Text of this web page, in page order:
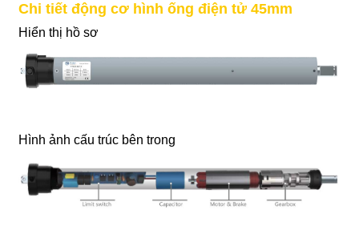
Chi tiết động cơ hình ống điện tử 45mm
Hiển thị hồ sơ
Hình ảnh cấu trúc bên trong